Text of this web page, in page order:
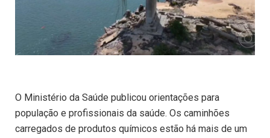
O Ministério da Saúde publicou orientações para
população e profissionais da saúde. Os caminhões
carregados de produtos químicos estão há mais de um